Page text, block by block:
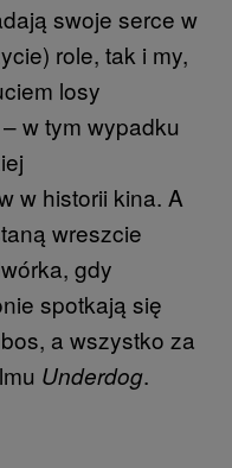
swoje serce w
role, tak i my,
losy
w tym wypadku
w historii kina. A
wreszcie
gdy
spotkają się
a wszystko za
Underdog.